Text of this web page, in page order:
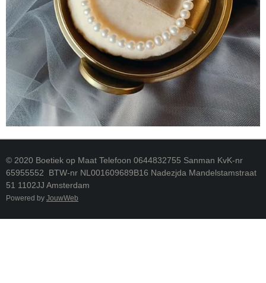
© 2020 Boetiek op Maat Telefoon 0644832755 Sanman KvK-nr
65955552 BTW-nr NL001609689B16 Nadezjda Mandelstamstraat
51 1102JJ Amsterdam
Powered by JouwWeb